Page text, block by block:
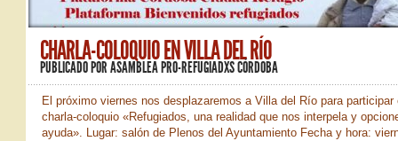
CHARLA-COLOQUIO EN VILLA DEL RÍO
PUBLICADO PORASAMBLEA PRO-REFUGIADXS CÓRDOBA
El próximo viernes nos desplazaremos a Villa del Río para participar
charla-coloquio «Refugiados, una realidad que nos interpela y
ayuda». Lugar: salón de Plenos del Ayuntamiento Fecha y hora: